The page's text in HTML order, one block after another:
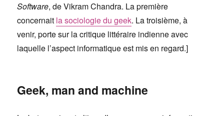
Software, de Vikram Chandra. La première
concernait la sociologie du geek. La troisième, à
venir, porte sur la critique littéraire indienne avec
laquelle l’aspect informatique est mis en regard.]
Geek, man and machine